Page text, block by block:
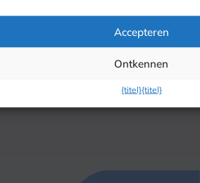
Accepteren
Ontkennen
{titel}{titel}